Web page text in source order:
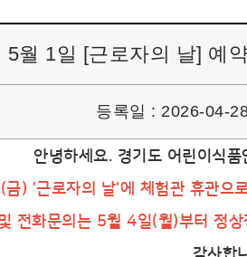
5월 1일 [근로자의 날] 예
등록일 : 2026-04-
안녕하세요. 경기도 어린이식
) '근로자의 날'에 체험관 휴관으
전화문의는 5월 4일(월)부터 정상